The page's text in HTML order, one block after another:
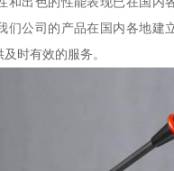
们公司的产品在国内各地建
时有效的服务。